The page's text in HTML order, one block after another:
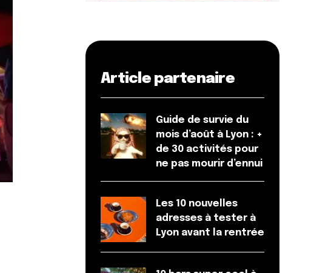
Article partenaire
Guide de survie du
mois d’août à Lyon : +
de 30 activités pour
ne pas mourir d’ennui
Les 10 nouvelles
adresses à tester à
Lyon avant la rentrée